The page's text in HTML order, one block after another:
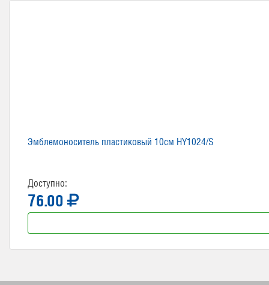
Эмблемоноситель пластиковый 10см HY1024/S
Доступно:
76.00